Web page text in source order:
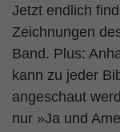
Jetzt endlich
Zeichnungen
Band. Plus:
kann zu jeder
angeschaut
nur »Ja und